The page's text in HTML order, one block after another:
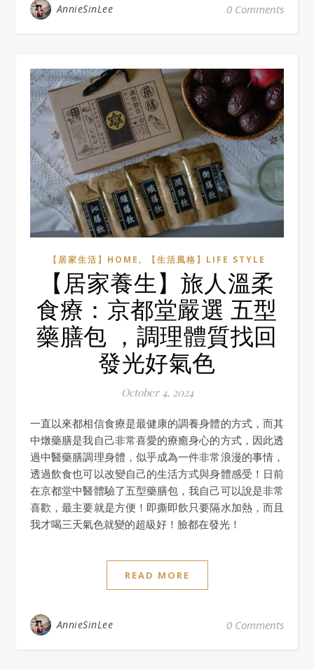
AnnieSinLee 0 Comments
【居家生活】HOME , 【生活風格】LIFE STYLE
【居家養生】旅人溫柔
食療：京都堂嚴選 五型
藥膳包 ，調理體質找回
發光好氣色
October 4, 2024
一直以來都相信食療是最健康的調養身體的方式，而其
中燉藥膳是我自己非常喜愛的療癒身心的方式，因此透
過中醫藥膳調理身體，似乎成為一件非常浪漫的事情，
透過飲食也可以改變自己的生活方式與身體感受！日前
在京都堂中醫體驗了五型藥膳包，我自己可以說是非常
喜歡，最主要就是方便！即撕即飲只要隔水加熱，而且
我才喝三天氣色就變的超級好！臉都在發光！
READ MORE
AnnieSinLee 0 Comments